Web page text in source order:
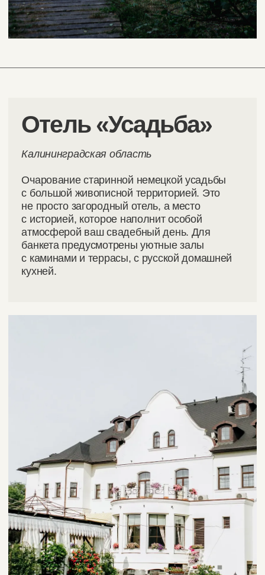
Оформление, меню, напитки, торт,
музыкальное сопровождение, ведущий —
все продумано до мелочей.
— 03
Банкет
— 05
Подбор и
координацию
уникального